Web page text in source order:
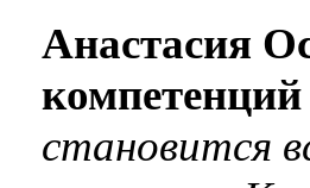
Анастасия
становится